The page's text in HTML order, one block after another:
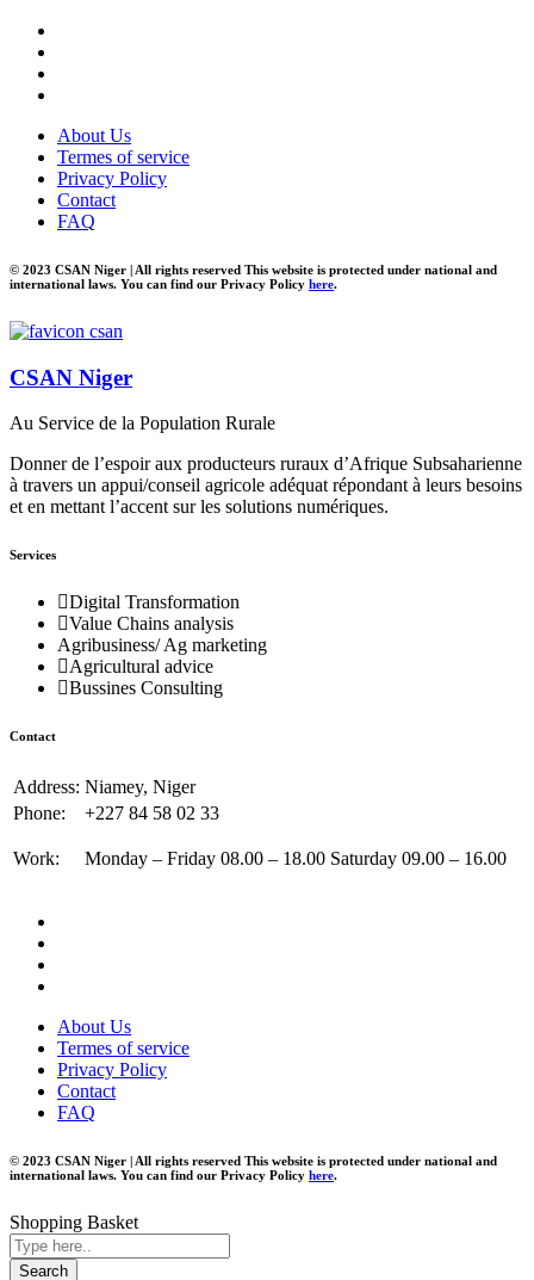
About Us
Termes of service
Privacy Policy
Contact
FAQ
© 2023 CSAN Niger | All rights reserved This website is protected under national and
international laws. You can find our Privacy Policy here.
CSAN Niger
Au Service de la Population Rurale
Donner de l’espoir aux producteurs ruraux d’Afrique Subsaharienne
à travers un appui/conseil agricole adéquat répondant à leurs besoins
et en mettant l’accent sur les solutions numériques.
Services
Digital Transformation
Value Chains analysis
Agribusiness/ Ag marketing
Agricultural advice
Bussines Consulting
Contact
Address: Niamey, Niger
Phone:
+227 84 58 02 33
Work: Monday – Friday 08.00 – 18.00 Saturday 09.00 – 16.00
About Us
Termes of service
Privacy Policy
Contact
FAQ
© 2023 CSAN Niger | All rights reserved This website is protected under national and
international laws. You can find our Privacy Policy here.
Shopping Basket